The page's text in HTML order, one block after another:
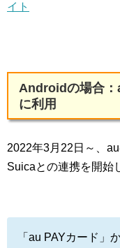
イト
Androidの場合：
に利用
2022年3月22日～、
Suicaとの連携を開始
「au PAYカード